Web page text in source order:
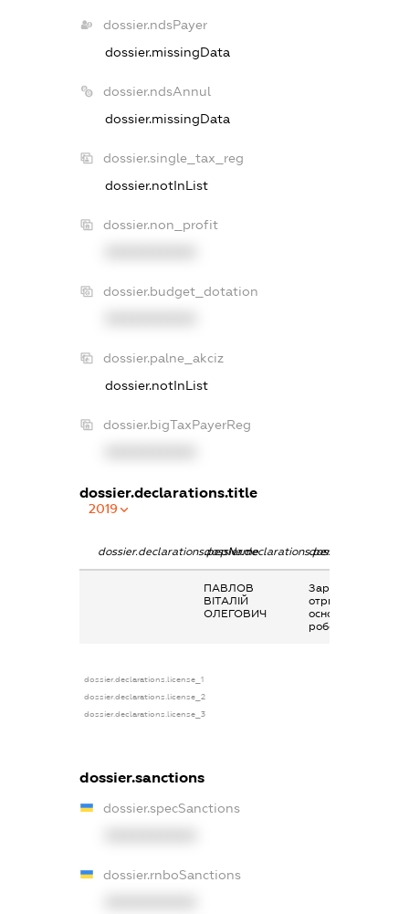
dossier.ndsPayer
dossier.missingData
dossier.ndsAnnul
dossier.missingData
dossier.single_tax_reg
dossier.notInList
dossier.non_profit
dossier.budget_dotation
dossier.palne_akciz
dossier.notInList
dossier.bigTaxPayerReg
dossier.declarations.title
2019
dossier.declarations.pepNamedossier.declarations.personName
ПАВЛОВ
ВІТАЛІЙ
ОЛЕГОВИЧ
Заробітна плата
отримана за
основним місцем
роботи
dossier.declarations.license_1
dossier.declarations.license_2
dossier.declarations.license_3
dossier.sanctions
dossier.specSanctions
dossier.rnboSanctions